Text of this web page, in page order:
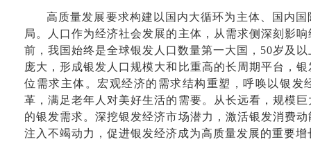
高质量发展要求构建以国内大循环为主体、国内
局。人口作为经济社会发展的主体，从需求侧深刻影
前，我国始终是全球银发人口数量第一大国，50岁及
庞大，形成银发人口规模大和比重高的长周期平台，
位需求主体。宏观经济的需求结构重塑，呼唤以银发
革，满足老年人对美好生活的需要。从长远看，规模
的银发需求。深挖银发经济市场潜力，激活银发消费
注入不竭动力，促进银发经济成为高质量发展的重要增